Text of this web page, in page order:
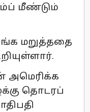
மீண்டும்
மறுத்ததை
அமெரிக்க
தொடரப்